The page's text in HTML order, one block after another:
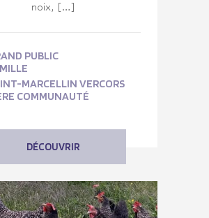
noix, […]
PUBLIC
MARCELLIN VERCORS
COMMUNAUTÉ
DÉCOUVRIR